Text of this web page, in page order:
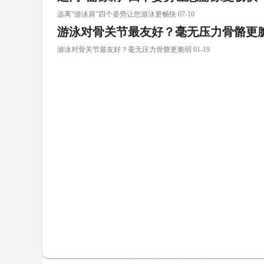
远离“游泳肩”四个姿势让您游泳更畅快 07-10
游泳对骨关节最友好？毫无压力骨骼更
游泳对骨关节最友好？毫无压力骨骼更脆弱 01-19